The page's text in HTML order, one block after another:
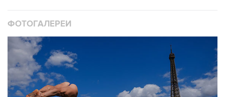
ФОТОГАЛЕРЕИ